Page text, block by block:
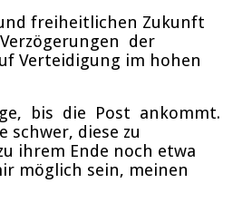
freiheitlichen Zukunft
der
Verteidigung im hohen
bis die Post ankommt.
diese zu
ihrem Ende noch etwa
möglich sein, meinen